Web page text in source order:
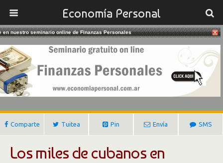
Economía Personal
20/10/2018
Cuba Somete A Venezuela
Gustavo Ibañez Padilla
Comparte Tuitea Pin Envía SMS
Los miles de cubanos en
en nuestro seminario online de Finanzas Personales